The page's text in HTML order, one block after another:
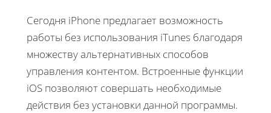
Сегодня iPhone предлагает возможность
работы без использования iTunes благодаря
множеству альтернативных способов
управления контентом. Встроенные функции
iOS позволяют совершать необходимые
действия без установки данной программы.